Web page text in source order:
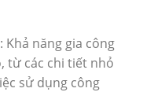
: Khả năng gia công
từ các chi tiết nhỏ
sử dụng công